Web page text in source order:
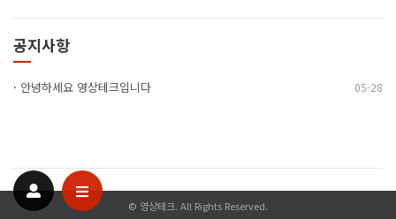
공지사항
· 안녕하세요 영상테크입니다 05-28
© 영상테크. All Rights Reserved.